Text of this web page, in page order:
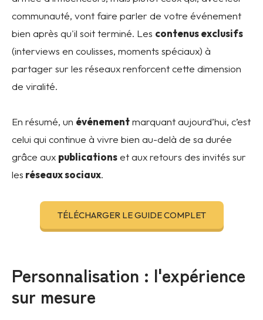
communauté, vont faire parler de votre événement
bien après qu'il soit terminé. Les contenus exclusifs
(interviews en coulisses, moments spéciaux) à
partager sur les réseaux renforcent cette dimension
de viralité.
En résumé, un événementmarquant aujourd’hui, c’est
celui qui continue à vivre bien au-delà de sa durée
grâce aux publicationset aux retours des invités sur
les réseaux sociaux.
TÉLÉCHARGER LE GUIDE COMPLET
Personnalisation : l'expérience
sur mesure